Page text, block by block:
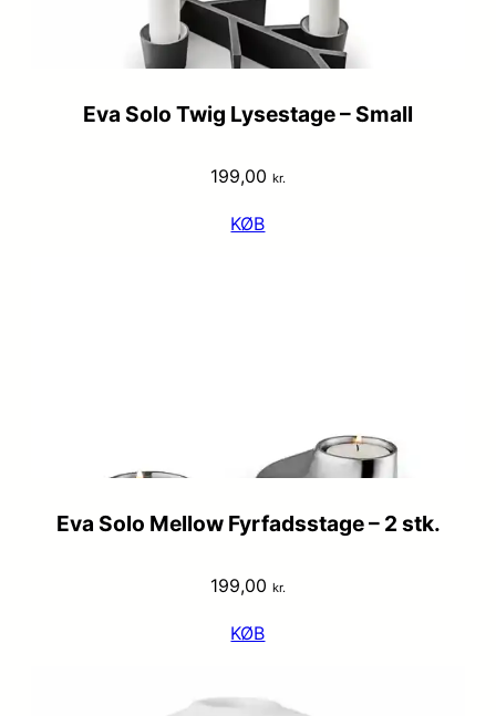
Eva Solo Twig Lysestage – Small
199,00 kr.
KØB
Eva Solo Mellow Fyrfadsstage – 2 stk.
199,00 kr.
KØB